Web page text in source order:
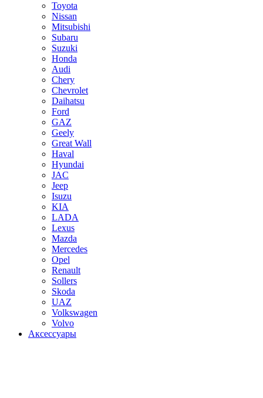
Toyota
Nissan
Mitsubishi
Subaru
Suzuki
Honda
Audi
Chery
Chevrolet
Daihatsu
Ford
GAZ
Geely
Great Wall
Haval
Hyundai
JAC
Jeep
Isuzu
KIA
LADA
Lexus
Mazda
Mercedes
Opel
Renault
Sollers
Skoda
UAZ
Volkswagen
Volvo
Аксессуары